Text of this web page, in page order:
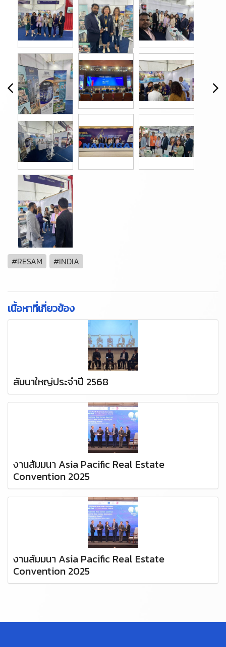
#RESAM #INDIA
เนื้อหาที่เกี่ยวข้อง
สัมนาใหญ่ประจำปี 2568
งานสัมมนา Asia Pacific Real Estate
Convention 2025
งานสัมมนา Asia Pacific Real Estate
Convention 2025